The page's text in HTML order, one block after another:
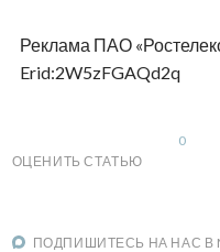
Реклама ПАО
Erid:2W5zFGAQd2q
ОЦЕНИТЬ СТАТЬЮ
0
ПОДПИШИТЕСЬ НА НАС В